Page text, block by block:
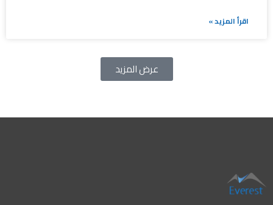
اقرأ المزيد »
عرض المزيد